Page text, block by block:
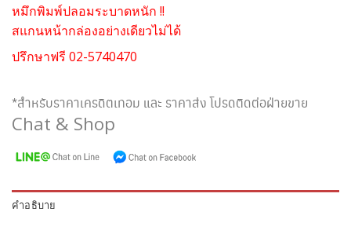
หมึกพิมพ์ปลอมระบาดหนัก !!
สแกนหน้ากล่องอย่างเดียวไม่ได้
ปรึกษาฟรี 02-5740470
*สำหรับราคาเครดิตเทอม และ ราคาส่ง โปรดติดต่อฝ่ายขาย
Chat & Shop
คำอธิบาย